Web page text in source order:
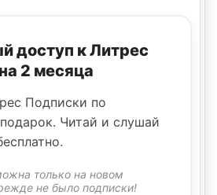
доступ к Литрес
2 месяца
Подписки по
Читай и слушай
только на новом
не было подписки!